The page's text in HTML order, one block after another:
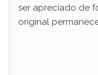
ser apreciado de
original